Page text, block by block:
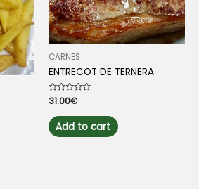
CARNES
ENTRECOT DE TERNERA
Rated
0
out
of
5
31.00€
Add to cart